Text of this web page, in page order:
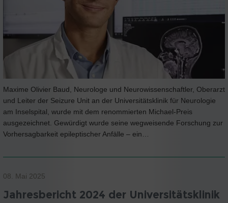
Maxime Olivier Baud, Neurologe und Neurowissenschaftler, Oberarzt
und Leiter der Seizure Unit an der Universitätsklinik für Neurologie
am Inselspital, wurde mit dem renommierten Michael-Preis
ausgezeichnet. Gewürdigt wurde seine wegweisende Forschung zur
Vorhersagbarkeit epileptischer Anfälle – ein…
08. Mai 2025
Jahresbericht 2024 der Universitätsklinik